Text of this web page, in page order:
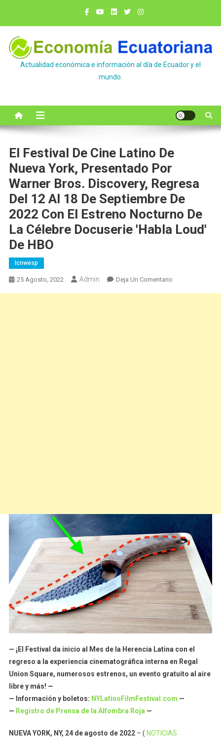
Actualidad económica e información al día de Ecuador y el
mundo.
El Festival De Cine Latino De
Nueva York, Presentado Por
Warner Bros. Discovery, Regresa
Del 12 Al 18 De Septiembre De
2022 Con El Estreno Nocturno De
La Célebre Docuserie 'Habla Loud'
De HBO
Icnwesp
25 Agosto, 2022 Admin Deja Un ComentarioEn
De
2022
Con
El
Estreno
Nocturno
De
La
Célebre
Docuserie
'Habla
De
HBO
— ¡El Festival da inicio al Mes de la Herencia Latina con el
regreso a la experiencia cinematográfica interna en Regal
Union Square, numerosos estrenos, un evento gratuito al aire
libre y más! —
— Información y boletos: NYLatinoFilmFestival.com —
— Registro de Prensa de la Alfombra Roja —
NUEVA YORK, NY, 24 de agosto de 2022– ( NOTICIAS